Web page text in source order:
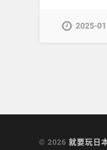
2025-
© 2026就要玩日